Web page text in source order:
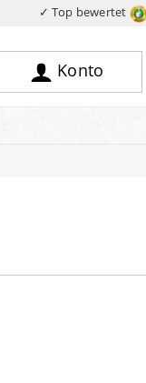
✓ Top bewertet
Konto